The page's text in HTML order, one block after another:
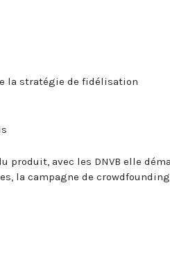
la stratégie de fidélisation
produit, avec les DNVB elle
la campagne de